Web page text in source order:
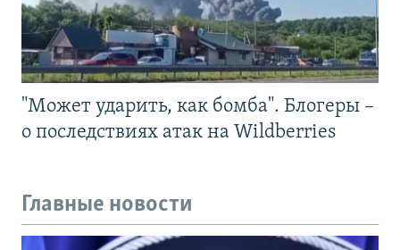
"Может ударить, как бомба". Блогеры –
о последствиях атак на Wildberries
Главные новости